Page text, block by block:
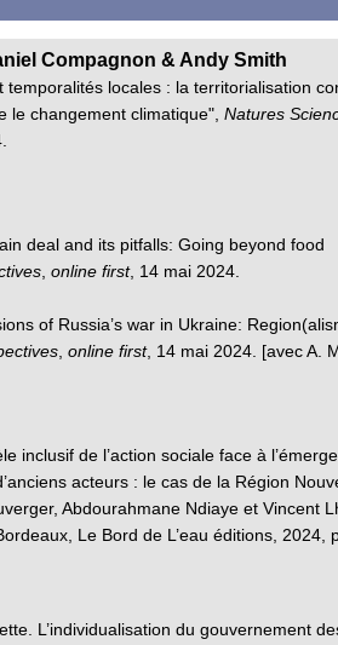
Compagnon & Andy Smith
temporalités locales : la territorialisation
le changement climatique", Natures
deal and its pitfalls: Going beyond food
online first, 14 mai 2024.
of Russia’s war in Ukraine:
online first, 14 mai 2024. [avec A.
inclusif de l’action sociale face à
acteurs : le cas de la Région
Abdourahmane Ndiaye et Vincent
Bordeaux, Le Bord de L’eau éditions, 2024,
L’individualisation du gouvernement